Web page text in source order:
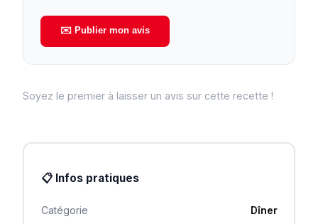
✉️ Publier mon avis
Soyez le premier à laisser un avis sur cette recette !
📋 Infos pratiques
Catégorie Dîner